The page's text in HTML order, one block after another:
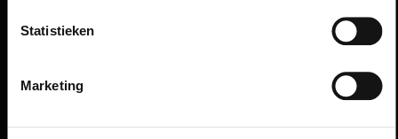
Statistieken
Marketing
Contact
Leidschendam